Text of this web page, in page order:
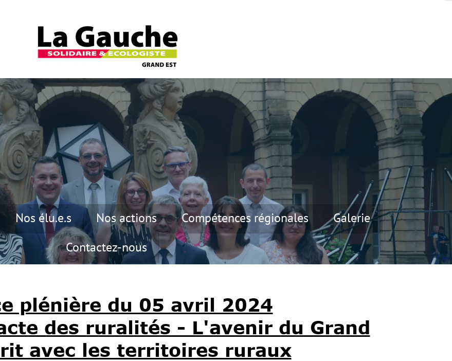
Nos élu.e.s Nos actions Compétences régionales
Galerie
Contactez-nous
plénière du 05 avril 2024
des ruralités - L'avenir du Grand
avec les territoires ruraux